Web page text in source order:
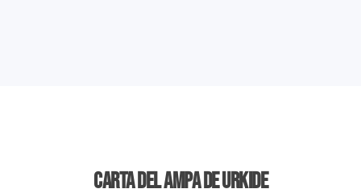
Carta del AMPA de Urkide